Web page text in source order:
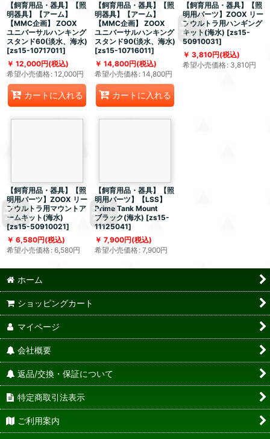
【飼育用品・器具】【照
明器具】【アーム】
【MMC企画】 ZOOX
ユニバーサルハンキング
スタンド60(淡水、海水)
[zs15-10717011]
12,000円(税込)
希望小売価格: 12,000円
カートに入れる
【飼育用品・器具】【照
明器具】【アーム】
【MMC企画】 ZOOX
ユニバーサルハンキング
スタンド90(淡水、海水)
[zs15-10716011]
14,800円(税込)
希望小売価格: 14,800円
カートに入れる
【飼育用品・器具】【照
明用パーツ】ZOOX リー
フウルトラ用ハンギング
キット(海水) [zs15-
50910031]
3,810円(税込)
希望小売価格: 3,810円
【飼育用品・器具】【照
明用パーツ】ZOOX リー
フウルトラ用マウントア
ームキット(海水)
[zs15-50910021]
6,580円(税込)
希望小売価格: 6,580円
【飼育用品・器具】【照
明用パーツ】【LSS】
Prime Tank Mount
ブラック(海水) [zs15-
11125041]
7,900円(税込)
希望小売価格: 7,900円
ホーム
ショッピングカート
マイページ
会社概要
返品/交換・保証について
特定商取引法表示
ご利用案内